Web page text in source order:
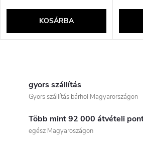
KOSÁRBA
gyors szállítás
Gyors szállítás bárhol Magyarországon
Több mint 92 000 átvételi
egész Magyaroszágon